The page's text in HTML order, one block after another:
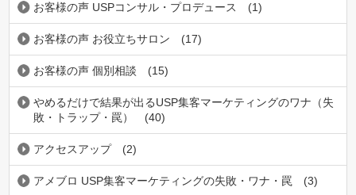
お客様の声 USPコンサル・プロデュース (1)
お客様の声 お役立ちサロン (17)
お客様の声 個別相談 (15)
やめるだけで結果が出るUSP集客マーケティングのワナ（失
敗・トラップ・罠）
(40)
アクセスアップ (2)
アメブロ USP集客マーケティングの失敗・ワナ・罠 (3)